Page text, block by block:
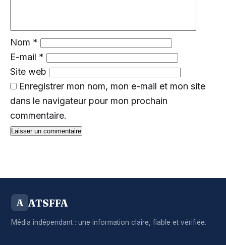
Nom *
E-mail *
Site web
Enregistrer mon nom, mon e-mail et mon site
dans le navigateur pour mon prochain
commentaire.
A ATSFFA
Média indépendant : une information claire, fiable et vérifiée.